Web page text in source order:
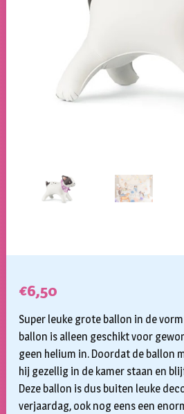
€6,50
Super leuke grote ballon in de
ballon is alleen geschikt voor
geen helium in. Doordat de ballon
hij gezellig in de kamer staan en
Deze ballon is dus buiten leuke
verjaardag, ook nog eens een